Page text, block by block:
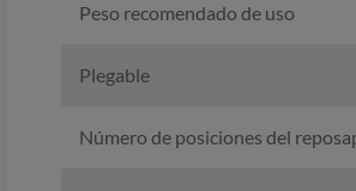
Peso recomendado de uso
Plegable
Número de posiciones del